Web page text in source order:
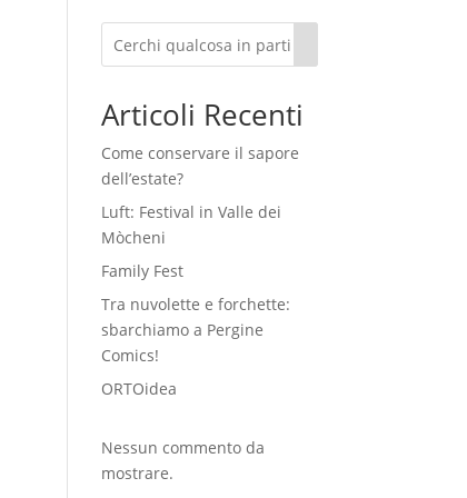
Articoli Recenti
Come conservare il sapore
dell’estate?
Luft: Festival in Valle dei
Mòcheni
Family Fest
Tra nuvolette e forchette:
sbarchiamo a Pergine
Comics!
ORTOidea
Nessun commento da
mostrare.